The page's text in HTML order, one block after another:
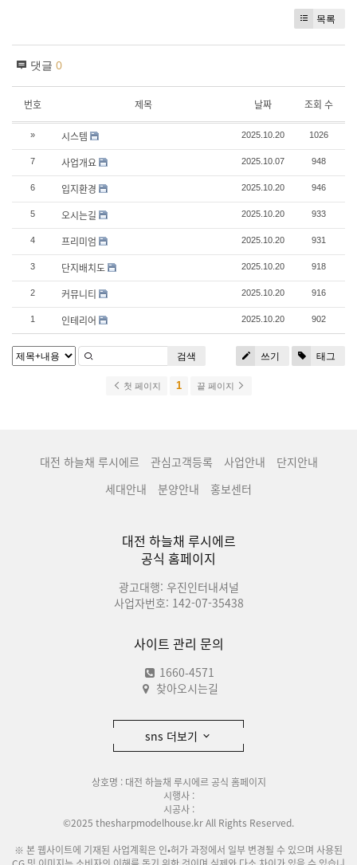
목록
댓글 0
번호 제목 날짜 조회 수
» 시스템 2025.10.20 1026
7 사업개요 2025.10.07 948
6 입지환경 2025.10.20 946
5 오시는길 2025.10.20 933
4 프리미엄 2025.10.20 931
3 단지배치도 2025.10.20 918
2 커뮤니티 2025.10.20 916
1 인테리어 2025.10.20 902
쓰기 태그
검색
첫 페이지 1 끝 페이지
대전 하늘채 루시에르 관심고객등록 사업안내
단지안내
세대안내
분양안내 홍보센터
대전 하늘채 루시에르
공식 홈페이지
광고대행: 우진인터내셔널
사업자번호: 142-07-35438
사이트 관리 문의
1660-4571
찾아오시는길
sns 더보기
상호명 : 대전 하늘채 루시에르 공식 홈페이지
시행사 :
시공사 :
©2025 thesharpmodelhouse.kr All Rights Reserved.
※ 본 웹사이트에 기재된 사업계획은 인•허가 과정에서 일부 변경될 수 있으며 사용된